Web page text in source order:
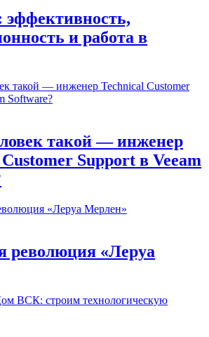
и работа в
такой — инженер
Support в Veeam
революция «Леруа